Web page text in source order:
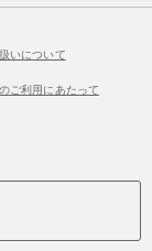
いについて
ご利用にあたって